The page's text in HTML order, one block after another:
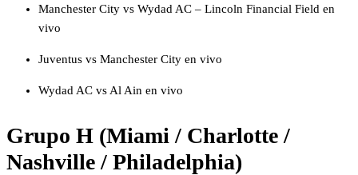
Manchester City vs Wydad AC – Lincoln Financial Field en
vivo
Juventus vs Manchester City en vivo
Wydad AC vs Al Ain en vivo
Grupo H (Miami / Charlotte /
Nashville / Philadelphia)